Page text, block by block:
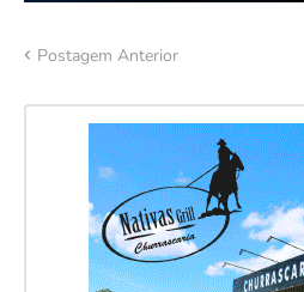
Postagem Anterior